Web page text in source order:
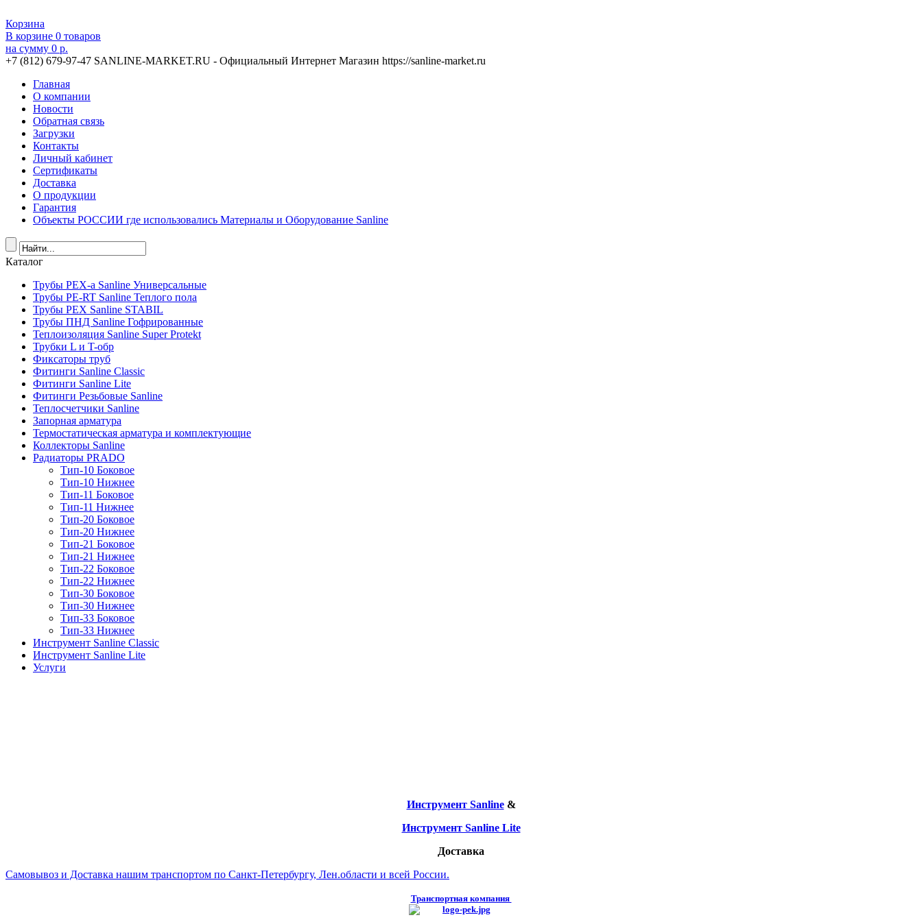
Корзина
В корзине 0 товаров
на сумму 0 р.
+7 (812) 679-97-47 SANLINE-MARKET.RU - Официальный Интернет Магазин https://sanline-market.ru
Главная
О компании
Новости
Обратная связь
Загрузки
Контакты
Личный кабинет
Сертификаты
Доставка
О продукции
Гарантия
Объекты РОССИИ где использовались Материалы и Оборудование Sanline
Каталог
Трубы PEX-a Sanline Универсальные
Трубы PE-RT Sanline Теплого пола
Трубы PEX Sanline STABIL
Трубы ПНД Sanline Гофрированные
Теплоизоляция Sanline Super Protekt
Трубки L и T-обр
Фиксаторы труб
Фитинги Sanline Classic
Фитинги Sanline Lite
Фитинги Резьбовые Sanline
Теплосчетчики Sanline
Запорная арматура
Термостатическая арматура и комплектующие
Коллекторы Sanline
Радиаторы PRADO
Тип-10 Боковое
Тип-10 Нижнее
Тип-11 Боковое
Тип-11 Нижнее
Тип-20 Боковое
Тип-20 Нижнее
Тип-21 Боковое
Тип-21 Нижнее
Тип-22 Боковое
Тип-22 Нижнее
Тип-30 Боковое
Тип-30 Нижнее
Тип-33 Боковое
Тип-33 Нижнее
Инструмент Sanline Classic
Инструмент Sanline Lite
Услуги
Инструмент Sanline &
Инструмент Sanline Lite
Доставка
Самовывоз и Доставка нашим транспортом по Санкт-Петербургу, Лен.области и всей России.
Транспортная компания